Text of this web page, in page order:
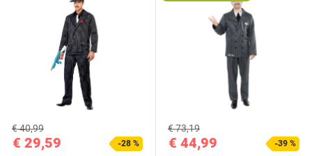
€ 29,59
€ 40,99
-28 % € 44,99
€ 73,19
-39 %